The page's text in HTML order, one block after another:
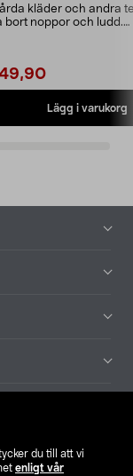
du till att vi
enligt vår
kläder och andra
bort noppor och ludd.
Lägg i varukorg